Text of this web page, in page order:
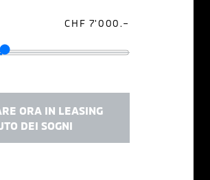
CHF 7'000.–
ORA IN LEASING
DEI SOGNI